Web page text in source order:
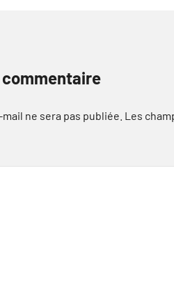
ne sera pas publiée. Les